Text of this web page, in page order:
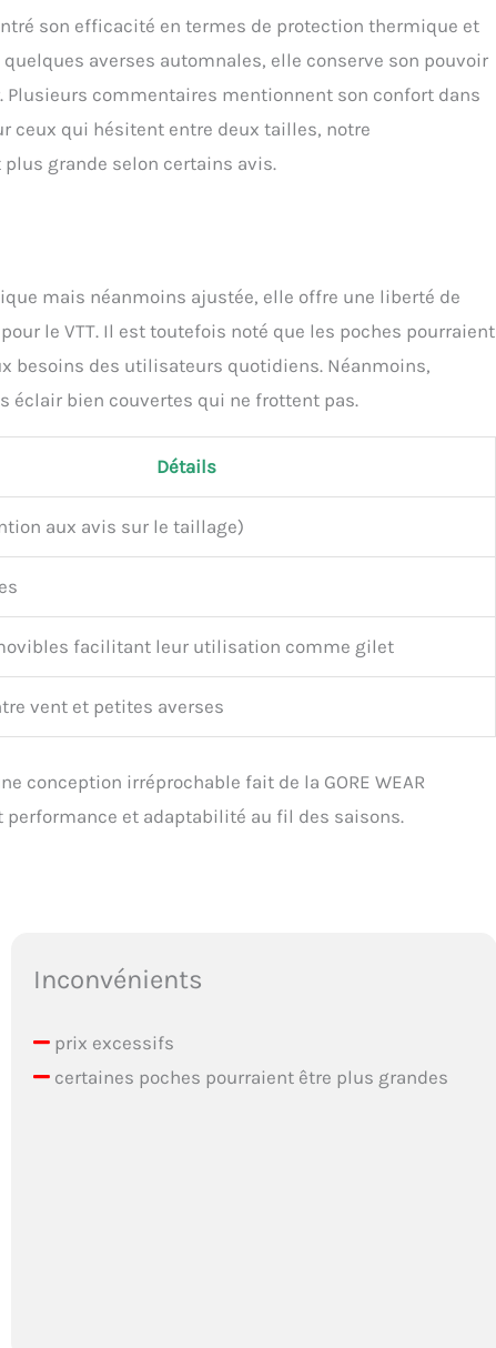
son efficacité en termes de protection thermique et
averses automnales, elle conserve son pouvoir
commentaires mentionnent son confort dans
ceux qui hésitent entre deux tailles, notre
grande selon certains avis.
mais néanmoins ajustée, elle offre une liberté de
le VTT. Il est toutefois noté que les poches pourraient
besoins des utilisateurs quotidiens. Néanmoins,
éclair bien couvertes qui ne frottent pas.
Détails
aux avis sur le taillage)
facilitant leur utilisation comme gilet
vent et petites averses
conception irréprochable fait de la GORE WEAR
et adaptabilité au fil des saisons.
Inconvénients
prix excessifs
certaines poches pourraient être plus grandes